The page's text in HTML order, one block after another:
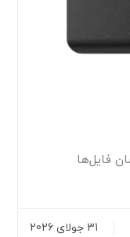
فایل‌ها
31 جولای 2026